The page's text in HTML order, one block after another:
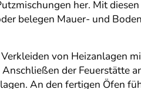
her. Mit
belegen Mauer- und
von Heizanlagen
der Feuerstätte
An den fertigen Öfen